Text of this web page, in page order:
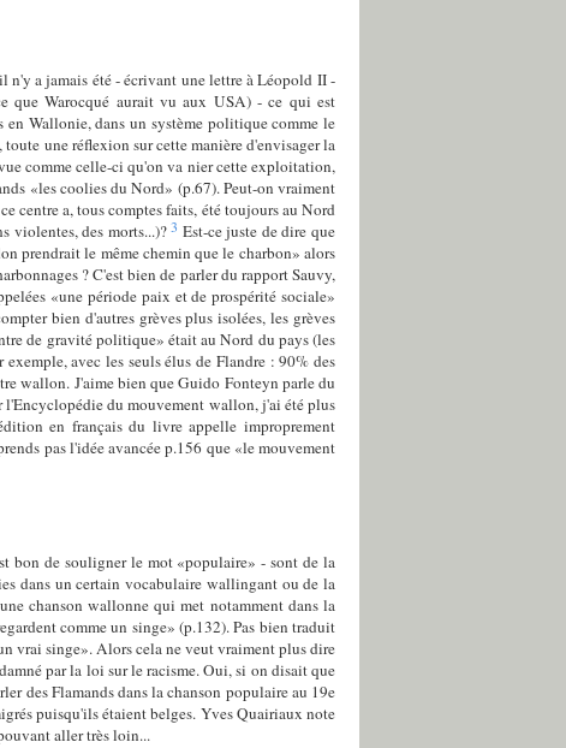
n'y a jamais été - écrivant une lettre à Léopold II -
que Warocqué aurait vu aux USA) - ce qui est
Wallonie, dans un système politique comme le
une réflexion sur cette manière d'envisager la
comme celle-ci qu'on va nier cette exploitation,
«les coolies du Nord» (p.67). Peut-on vraiment
centre a, tous comptes faits, été toujours au Nord
violentes, des morts...)?3 Est-ce juste de dire que
prendrait le même chemin que le charbon» alors
? C'est bien de parler du rapport Sauvy,
«une période paix et de prospérité sociale»
bien d'autres grèves plus isolées, les grèves
de gravité politique» était au Nord du pays (les
avec les seuls élus de Flandre : 90% des
wallon. J'aime bien que Guido Fonteyn parle du
l'Encyclopédie du mouvement wallon, j'ai été plus
en français du livre appelle improprement
pas l'idée avancée p.156 que «le mouvement
bon de souligner le mot «populaire» - sont de la
dans un certain vocabulaire wallingant ou de la
chanson wallonne qui met notamment dans la
comme un singe» (p.132). Pas bien traduit
vrai singe». Alors cela ne veut vraiment plus dire
par la loi sur le racisme. Oui, si on disait que
des Flamands dans la chanson populaire au 19e
puisqu'ils étaient belges. Yves Quairiaux note
aller très loin...